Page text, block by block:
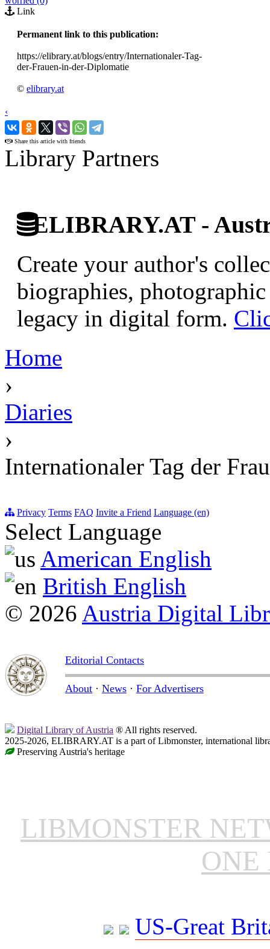
Link
Permanent link to this publication:
https://elibrary.at/blogs/entry/Internationaler-Tag-
der-Frauen-in-der-Diplomatie
© elibrary.at
‹
›
Share this article with friends
Library Partners
ELIBRARY.AT -
Create your author's
biographies,
legacy in digital form.
Home
›
Diaries
›
Internationaler Tag der
Privacy Terms FAQ Invite a Friend Language (en)
Select Language
American English
British English
© 2026 Austria Digital
Editorial Contacts
About · News · For Advertisers
Digital Library of Austria ® All rights reserved.
2025-2026, ELIBRARY.AT is a part of Libmonster, international
Preserving Austria's heritage
LIBMONSTER
ONE
US-Great